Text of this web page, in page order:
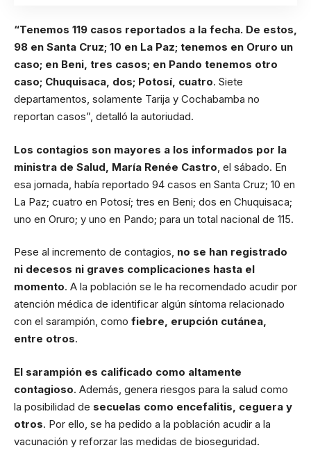
“Tenemos 119 casos reportados a la fecha. De estos,
98 en Santa Cruz; 10 en La Paz; tenemos en Oruro un
caso; en Beni, tres casos; en Pando tenemos otro
caso; Chuquisaca, dos; Potosí, cuatro. Siete
departamentos, solamente Tarija y Cochabamba no
reportan casos”, detalló la autoriudad.
Los contagios son mayores a los informados por la
ministra de Salud, María Renée Castro , el sábado. En
esa jornada, había reportado 94 casos en Santa Cruz; 10 en
La Paz; cuatro en Potosí; tres en Beni; dos en Chuquisaca;
uno en Oruro; y uno en Pando; para un total nacional de 115.
Pese al incremento de contagios, no se han registrado
ni decesos ni graves complicaciones hasta el
momento. A la población se le ha recomendado acudir por
atención médica de identificar algún síntoma relacionado
con el sarampión, como fiebre, erupción cutánea,
entre otros.
El sarampión es calificado como altamente
contagioso. Además, genera riesgos para la salud como
la posibilidad de secuelas como encefalitis, ceguera y
otros. Por ello, se ha pedido a la población acudir a la
vacunación y reforzar las medidas de bioseguridad.